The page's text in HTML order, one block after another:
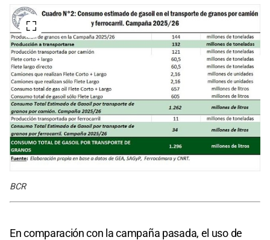
BCR
En comparación con la campaña pasada, el uso de